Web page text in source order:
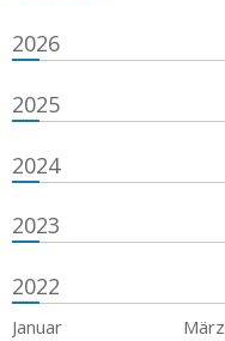
2026
2025
2024
2023
2022
Januar März